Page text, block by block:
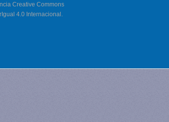
Creative Commons
4.0 Internacional.